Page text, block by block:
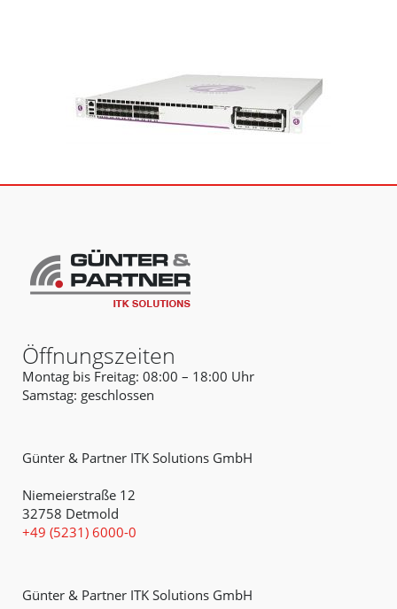
Öffnungszeiten
Montag bis Freitag: 08:00 – 18:00 Uhr
Samstag: geschlossen
Günter & Partner ITK Solutions GmbH
Niemeierstraße 12
32758 Detmold
+49 (5231) 6000-0
Günter & Partner ITK Solutions GmbH